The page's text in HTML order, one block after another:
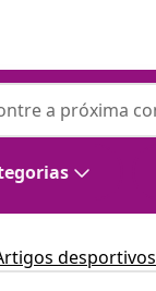
desportivos